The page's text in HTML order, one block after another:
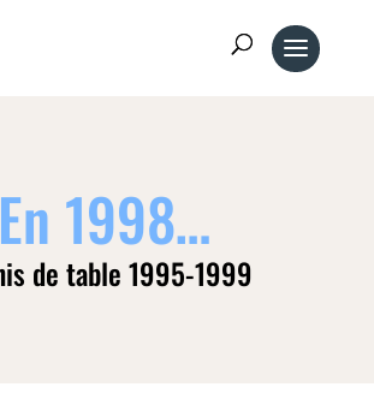
En 1998…
de table 1995-1999